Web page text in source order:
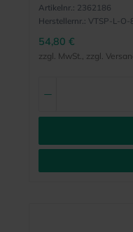
Artikelnr.: 2362186
Herstellernr.: VTSP-L-O-
54,80 €
zzgl. MwSt., zzgl.